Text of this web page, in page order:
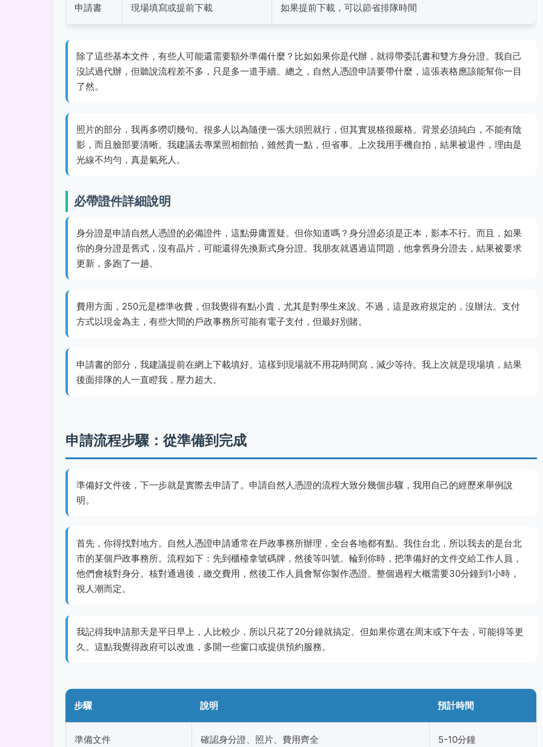
申請書 現場填寫或提前下載 如果提前下載，可以節省排隊時間
除了這些基本文件，有些人可能還需要額外準備什麼？比如如果你是代辦，就得帶委託書和雙方身分證。我自己
沒試過代辦，但聽說流程差不多，只是多一道手續。總之，自然人憑證申請要帶什麼，這張表格應該能幫你一目
了然。
照片的部分，我再多嘮叨幾句。很多人以為隨便一張大頭照就行，但其實規格很嚴格。背景必須純白，不能有陰
影，而且臉部要清晰。我建議去專業照相館拍，雖然貴一點，但省事。上次我用手機自拍，結果被退件，理由是
光線不均勻，真是氣死人。
必帶證件詳細說明
身分證是申請自然人憑證的必備證件，這點毋庸置疑。但你知道嗎？身分證必須是正本，影本不行。而且，如果
你的身分證是舊式，沒有晶片，可能還得先換新式身分證。我朋友就遇過這問題，他拿舊身分證去，結果被要求
更新，多跑了一趟。
費用方面，250元是標準收費，但我覺得有點小貴，尤其是對學生來說。不過，這是政府規定的，沒辦法。支付
方式以現金為主，有些大間的戶政事務所可能有電子支付，但最好別賭。
申請書的部分，我建議提前在網上下載填好。這樣到現場就不用花時間寫，減少等待。我上次就是現場填，結果
後面排隊的人一直瞪我，壓力超大。
申請流程步驟：從準備到完成
準備好文件後，下一步就是實際去申請了。申請自然人憑證的流程大致分幾個步驟，我用自己的經歷來舉例說
明。
首先，你得找對地方。自然人憑證申請通常在戶政事務所辦理，全台各地都有點。我住台北，所以我去的是台北
市的某個戶政事務所。流程如下：先到櫃檯拿號碼牌，然後等叫號。輪到你時，把準備好的文件交給工作人員，
他們會核對身分。核對通過後，繳交費用，然後工作人員會幫你製作憑證。整個過程大概需要30分鐘到1小時，
視人潮而定。
我記得我申請那天是平日早上，人比較少，所以只花了20分鐘就搞定。但如果你選在周末或下午去，可能得等更
久。這點我覺得政府可以改進，多開一些窗口或提供預約服務。
步驟 說明 預計時間
準備文件 確認身分證、照片、費用齊全 5-10分鐘